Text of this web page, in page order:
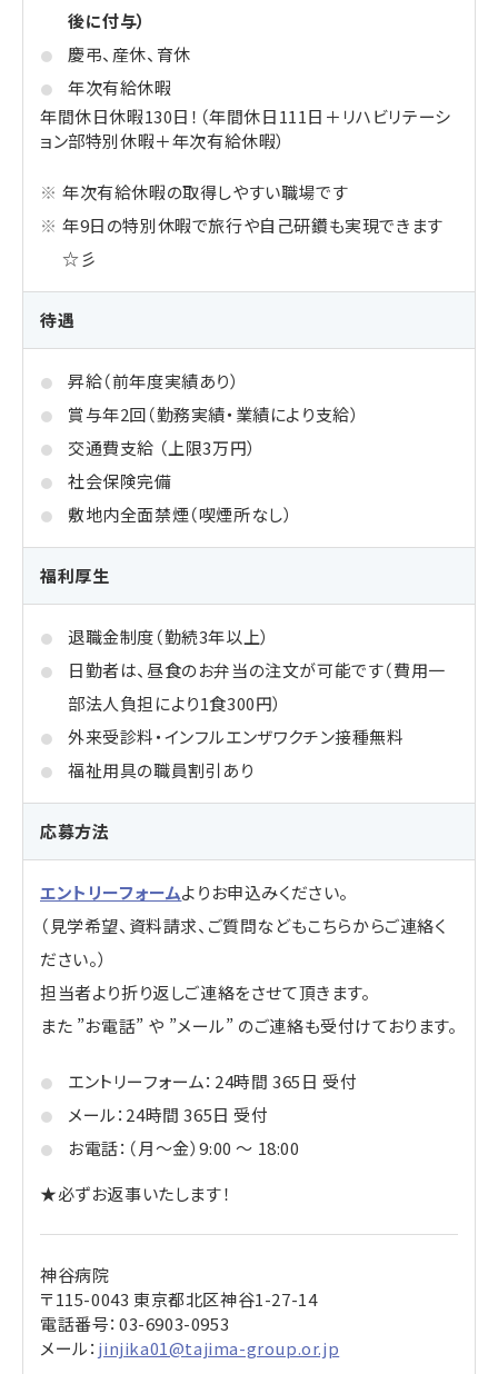
後に付与）
慶弔、産休、育休
年次有給休暇
年間休日休暇130日！（年間休日111日＋リハビリテーシ
ョン部特別休暇＋年次有給休暇）
年次有給休暇の取得しやすい職場です
年9日の特別休暇で旅行や自己研鑽も実現できます
☆彡
待遇
昇給（前年度実績あり）
賞与年2回（勤務実績・業績により支給）
交通費支給 （上限3万円）
社会保険完備
敷地内全面禁煙（喫煙所なし）
福利厚生
退職金制度（勤続3年以上）
日勤者は、昼食のお弁当の注文が可能です（費用一
部法人負担により1食300円）
外来受診料・インフルエンザワクチン接種無料
福祉用具の職員割引あり
応募方法
エントリーフォームよりお申込みください。
（見学希望、資料請求、ご質問などもこちらからご連絡く
ださい。）
担当者より折り返しご連絡をさせて頂きます。
また ”お電話” や ”メール” のご連絡も受付けております。
エントリーフォーム：24時間 365日 受付
メール：24時間 365日 受付
お電話：（月～金）9:00 ～ 18:00
★必ずお返事いたします！
神谷病院
〒115-0043 東京都北区神谷1-27-14
電話番号： 03-6903-0953
メール： jinjika01@tajima-group.or.jp